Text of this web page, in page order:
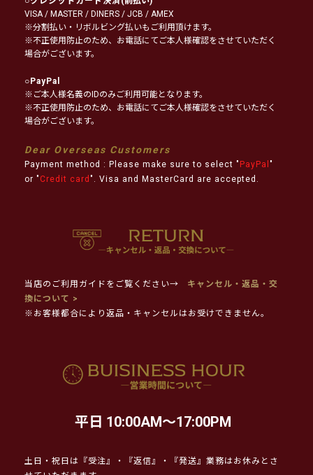
VISA / MASTER / DINERS / JCB / AMEX
※分割払い・リボルビング払いもご利用頂けます。
※不正使用防止のため、お電話にてご本人様確認をさせていただく
場合がございます。
○PayPal
※ご本人様名義のIDのみご利用可能となります。
※不正使用防止のため、お電話にてご本人様確認をさせていただく
場合がございます。
Dear Overseas Customers
Payment method : Please make sure to select " PayPal "
or " Credit card ". Visa and MasterCard are accepted.
当店のご利用ガイドをご覧ください→
キャンセル・返品・交
換について >
※お客様都合により返品・キャンセルはお受けできません。
平日 10:00AM～17:00PM
土日・祝日は『受注』・『返信』・『発送』業務はお休みとさ